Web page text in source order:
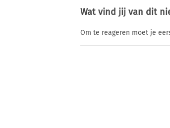
Wat vind jij van dit
Om te reageren moet je